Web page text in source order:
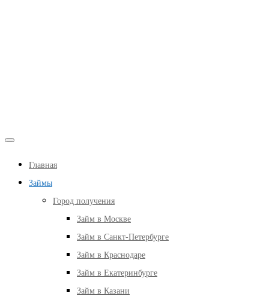
Главная
Займы
Город получения
Займ в Москве
Займ в Санкт-Петербурге
Займ в Краснодаре
Займ в Екатеринбурге
Займ в Казани